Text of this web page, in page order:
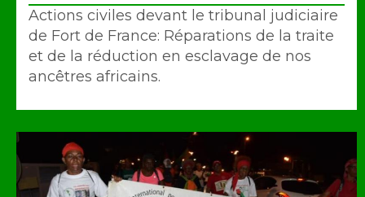
Actions civiles devant le tribunal judiciaire
de Fort de France: Réparations de la traite
et de la réduction en esclavage de nos
ancêtres africains.